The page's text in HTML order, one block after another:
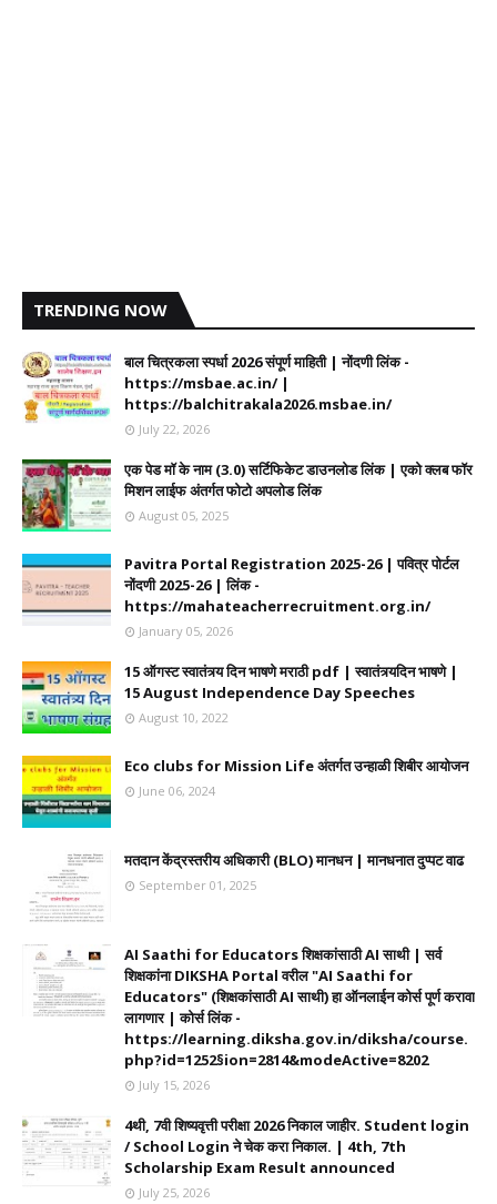
TRENDING NOW
बाल चित्रकला स्पर्धा 2026 संपूर्ण माहिती | नोंदणी लिंक -
https://msbae.ac.in/ |
https://balchitrakala2026.msbae.in/
July 22, 2026
एक पेड मॉ के नाम (3.0) सर्टिफिकेट डाउनलोड लिंक | एको क्लब फॉर
मिशन लाईफ अंतर्गत फोटो अपलोड लिंक
August 05, 2025
Pavitra Portal Registration 2025-26 | पवित्र पोर्टल
नोंदणी 2025-26 | लिंक -
https://mahateacherrecruitment.org.in/
January 05, 2026
15 ऑगस्ट स्वातंत्र्य दिन भाषणे मराठी pdf | स्वातंत्र्यदिन भाषणे |
15 August Independence Day Speeches
August 10, 2022
Eco clubs for Mission Life अंतर्गत उन्हाळी शिबीर आयोजन
June 06, 2024
मतदान केंद्रस्तरीय अधिकारी (BLO) मानधन | मानधनात दुप्पट वाढ
September 01, 2025
AI Saathi for Educators शिक्षकांसाठी AI साथी | सर्व
शिक्षकांना DIKSHA Portal वरील "AI Saathi for
Educators" (शिक्षकांसाठी AI साथी) हा ऑनलाईन कोर्स पूर्ण करावा
लागणार | कोर्स लिंक -
https://learning.diksha.gov.in/diksha/course.
php?id=1252§ion=2814&modeActive=8202
July 15, 2026
4थी, 7वी शिष्यवृत्ती परीक्षा 2026 निकाल जाहीर. Student login
/ School Login ने चेक करा निकाल. | 4th, 7th
Scholarship Exam Result announced
July 25, 2026